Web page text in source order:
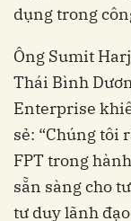
dụng trong
Ông Sumit
Thái Bình
Enterprise
sẻ: “Chúng tôi
FPT trong
sẵn sàng cho
tư duy lãnh